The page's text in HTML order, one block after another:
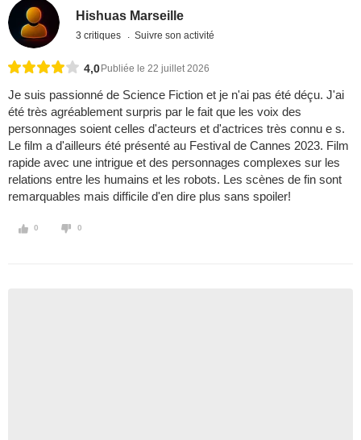
Hishuas Marseille
3 critiques Suivre son activité
4,0 Publiée le 22 juillet 2026
Je suis passionné de Science Fiction et je n'ai pas été déçu. J'ai
été très agréablement surpris par le fait que les voix des
personnages soient celles d'acteurs et d'actrices très connu e s.
Le film a d'ailleurs été présenté au Festival de Cannes 2023. Film
rapide avec une intrigue et des personnages complexes sur les
relations entre les humains et les robots. Les scènes de fin sont
remarquables mais difficile d'en dire plus sans spoiler!
0 0